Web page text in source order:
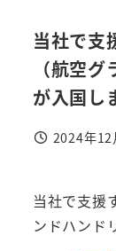
当社で支
（航空
が入国し
投稿日
2024年12
当社で支援
ンドハンド